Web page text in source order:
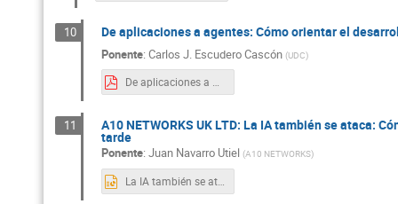
10 De aplicaciones a agentes: Cómo orientar el
Ponente: Carlos J. Escudero Cascón (UDC)
De aplicaciones a agentes. Cómo orientar el desarrollo en la era agéntica.pdf
11 A10 NETWORKS UK LTD: La IA también se ataca:
tarde
Ponente: Juan Navarro Utiel (A10 NETWORKS)
La IA también se ataca. Cómo proteger la nueva infraestructura crítica antes de que sea demasiado tarde.pptx